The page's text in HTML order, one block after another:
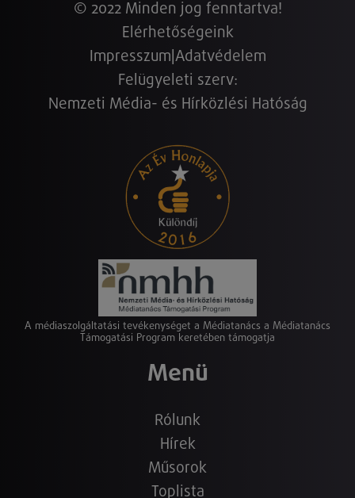
© 2022 Minden jog fenntartva!
Elérhetőségeink
Impresszum Adatvédelem
Felügyeleti szerv:
Nemzeti Média- és Hírközlési Hatóság
A médiaszolgáltatási tevékenységet a Médiatanács a Médiatanács
Támogatási Program keretében támogatja
Menü
Rólunk
Hírek
Műsorok
Toplista